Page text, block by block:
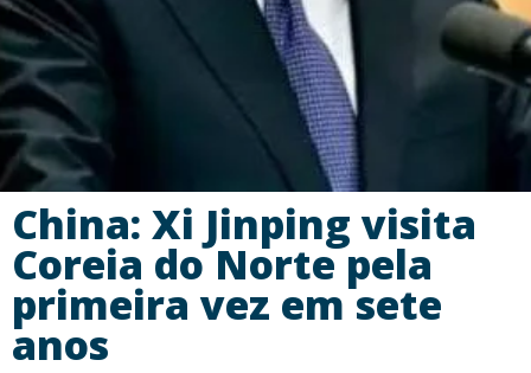
China: Xi Jinping visita
Coreia do Norte pela
primeira vez em sete
anos